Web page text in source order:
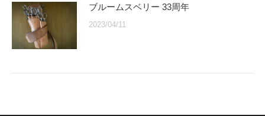
ブルームスベリー 33周年
2023/04/11